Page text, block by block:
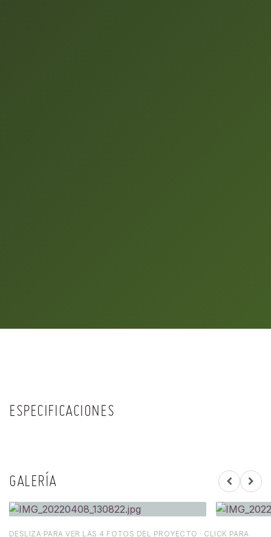
ESPECIFICACIONES
GALERÍA
DESLIZA PARA VER LAS 4 FOTOS DEL PROYECTO · CLICK PARA